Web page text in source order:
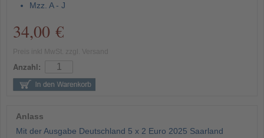
Mzz. A - J
34,00 €
Anzahl:
Anlass
Mit der Ausgabe Deutschland 5 x 2 Euro 2025 Saarland